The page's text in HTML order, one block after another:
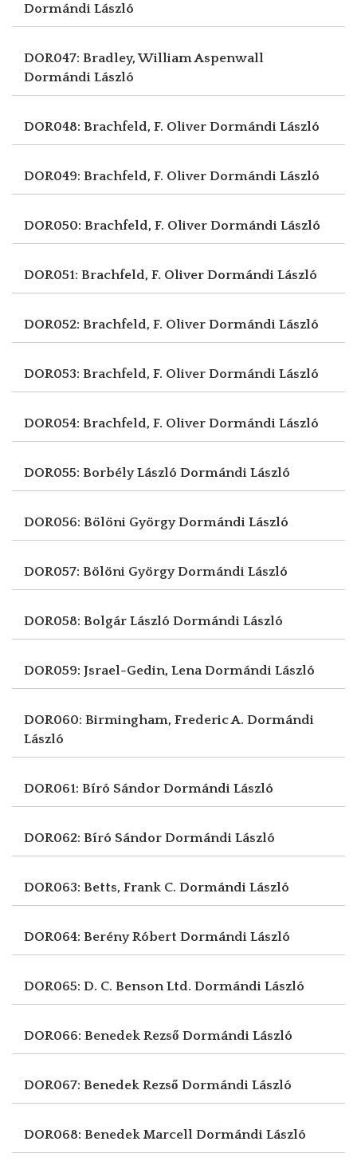
Dormándi László
DOR047: Bradley, William Aspenwall
Dormándi László
DOR048: Brachfeld, F. Oliver Dormándi László
DOR049: Brachfeld, F. Oliver Dormándi László
DOR050: Brachfeld, F. Oliver Dormándi László
DOR051: Brachfeld, F. Oliver Dormándi László
DOR052: Brachfeld, F. Oliver Dormándi László
DOR053: Brachfeld, F. Oliver Dormándi László
DOR054: Brachfeld, F. Oliver Dormándi László
DOR055: Borbély László Dormándi László
DOR056: Bölöni GyörgyDormándi László
DOR057: Bölöni GyörgyDormándi László
DOR058: Bolgár László Dormándi László
DOR059: Jsrael-Gedin, LenaDormándi László
DOR060: Birmingham, Frederic A. Dormándi
László
DOR061: Bíró Sándor Dormándi László
DOR062: Bíró Sándor Dormándi László
DOR063: Betts, Frank C. Dormándi László
DOR064: Berény Róbert Dormándi László
DOR065: D. C. Benson Ltd. Dormándi László
DOR066: Benedek Rezső Dormándi László
DOR067: Benedek Rezső Dormándi László
DOR068: Benedek Marcell Dormándi László